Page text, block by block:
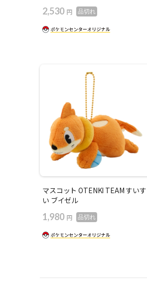
2,530 円 品切れ
マスコット OTENKI TEAM すいす
い ブイゼル
1,980 円 品切れ